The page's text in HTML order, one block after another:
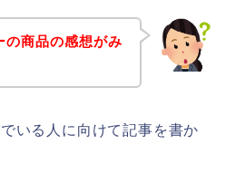
の商品の感想がみ
いる人に向けて記事を書か